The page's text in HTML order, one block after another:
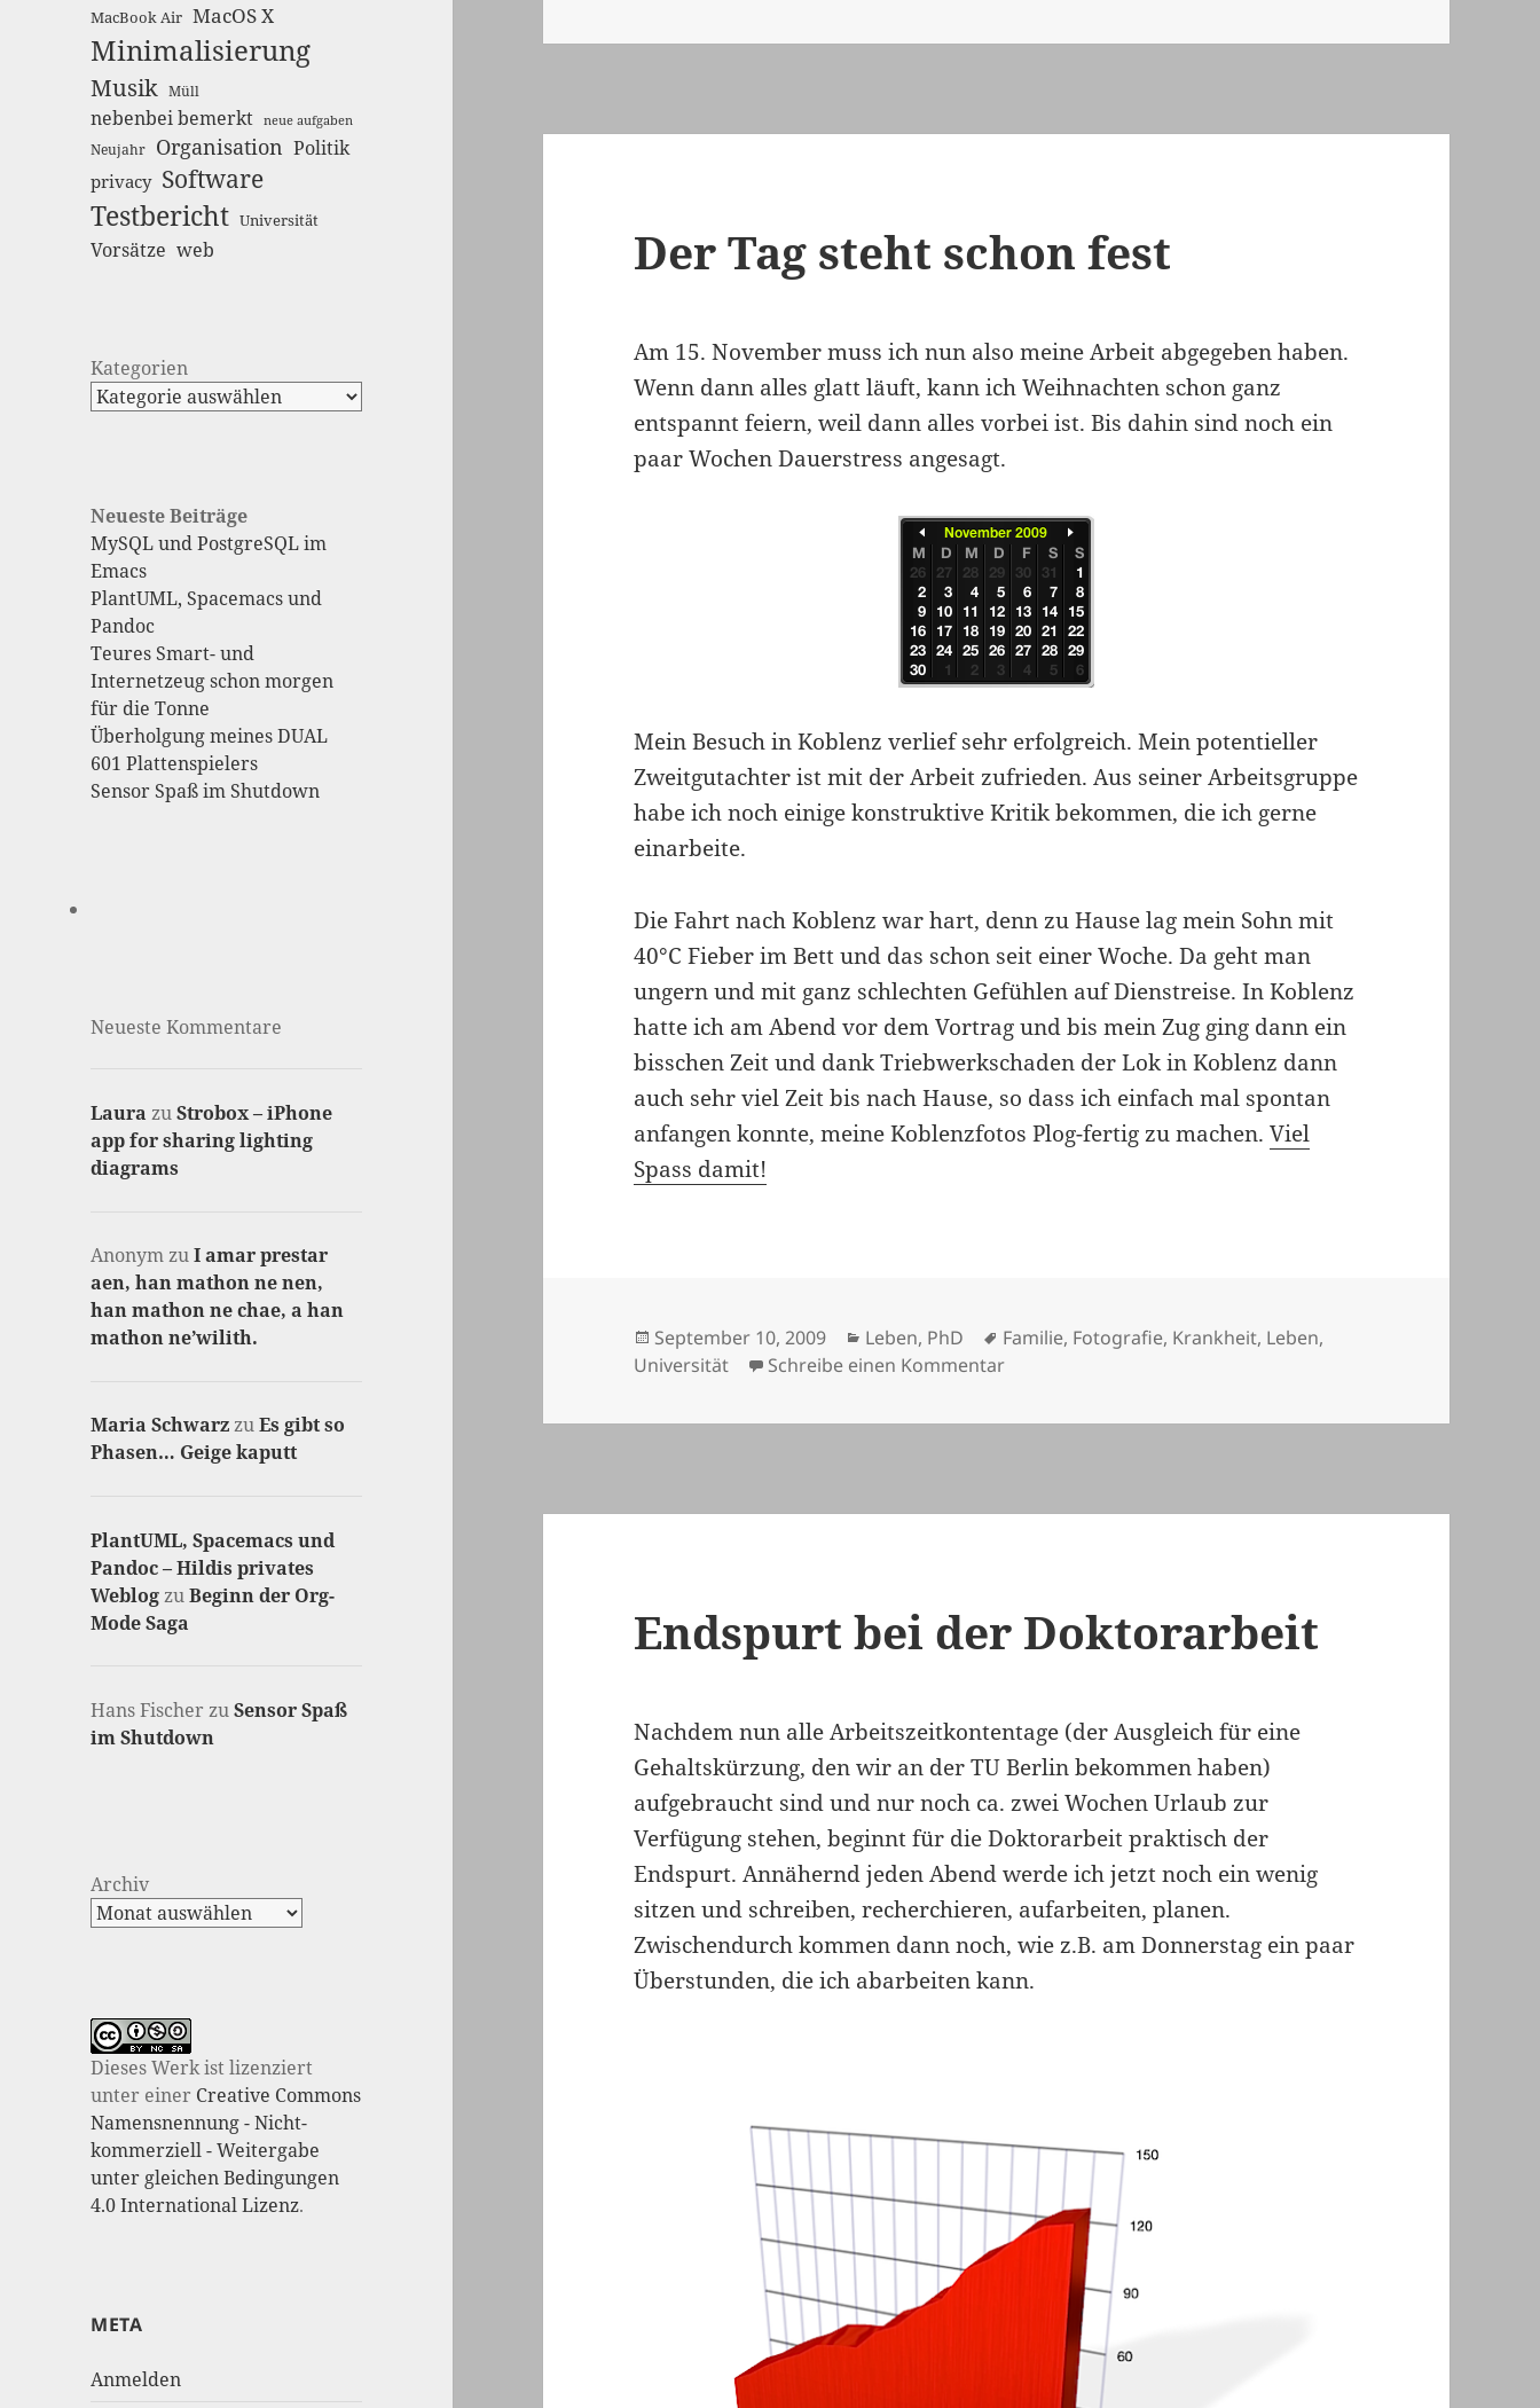
MacBook Air MacOS X
Minimalisierung
Musik Müll
nebenbei bemerkt neue aufgaben
Neujahr Organisation Politik
privacy Software
Testbericht Universität
Vorsätze web
Kategorien
Neueste Beiträge
MySQL und PostgreSQL im
Emacs
PlantUML, Spacemacs und
Pandoc
Teures Smart- und
Internetzeug schon morgen
für die Tonne
Überholgung meines DUAL
601 Plattenspielers
Sensor Spaß im Shutdown
Neueste Kommentare
Laura zuStrobox – iPhone
app for sharing lighting
diagrams
AnonymzuI amar prestar
aen, han mathon ne nen,
han mathon ne chae, a han
mathon ne’wilith.
Maria SchwarzzuEs gibt so
Phasen… Geige kaputt
PlantUML, Spacemacs und
Pandoc – Hildis privates
WeblogzuBeginn der Org-
Mode Saga
Hans Fischer zuSensor Spaß
im Shutdown
Archiv
Dieses Werk ist lizenziert
unter einer Creative Commons
Namensnennung - Nicht-
kommerziell - Weitergabe
unter gleichen Bedingungen
4.0 International Lizenz.
META
Anmelden
Der Tag steht schon fest
Am 15. November muss ich nun also meine Arbeit abgegeben haben.
Wenn dann alles glatt läuft, kann ich Weihnachten schon ganz
entspannt feiern, weil dann alles vorbei ist. Bis dahin sind noch ein
paar Wochen Dauerstress angesagt.
Mein Besuch in Koblenz verlief sehr erfolgreich. Mein potentieller
Zweitgutachter ist mit der Arbeit zufrieden. Aus seiner Arbeitsgruppe
habe ich noch einige konstruktive Kritik bekommen, die ich gerne
einarbeite.
Die Fahrt nach Koblenz war hart, denn zu Hause lag mein Sohn mit
40°C Fieber im Bett und das schon seit einer Woche. Da geht man
ungern und mit ganz schlechten Gefühlen auf Dienstreise. In Koblenz
hatte ich am Abend vor dem Vortrag und bis mein Zug ging dann ein
bisschen Zeit und dank Triebwerkschaden der Lok in Koblenz dann
auch sehr viel Zeit bis nach Hause, so dass ich einfach mal spontan
anfangen konnte, meine Koblenzfotos Plog-fertig zu machen.Viel
Spass damit!
Veröffentlicht
am
September 10, 2009 Kategorien
Leben, PhD Schlagwörter
Familie, Fotografie, Krankheit, Leben,
Universität
Schreibe einen Kommentarzu Der Tag steht schon fest
Endspurt bei der Doktorarbeit
Nachdem nun alle Arbeitszeitkontentage (der Ausgleich für eine
Gehaltskürzung, den wir an der TU Berlin bekommen haben)
aufgebraucht sind und nur noch ca. zwei Wochen Urlaub zur
Verfügung stehen, beginnt für die Doktorarbeit praktisch der
Endspurt. Annähernd jeden Abend werde ich jetzt noch ein wenig
sitzen und schreiben, recherchieren, aufarbeiten, planen.
Zwischendurch kommen dann noch, wie z.B. am Donnerstag ein paar
Überstunden, die ich abarbeiten kann.